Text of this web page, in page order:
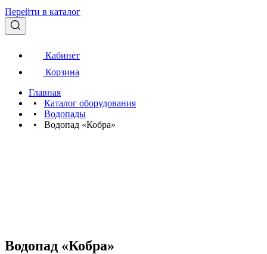
Перейти в каталог
Кабинет
Корзина
Главная
• Каталог оборудования
• Водопады
• Водопад «Кобра»
Водопад «Кобра»